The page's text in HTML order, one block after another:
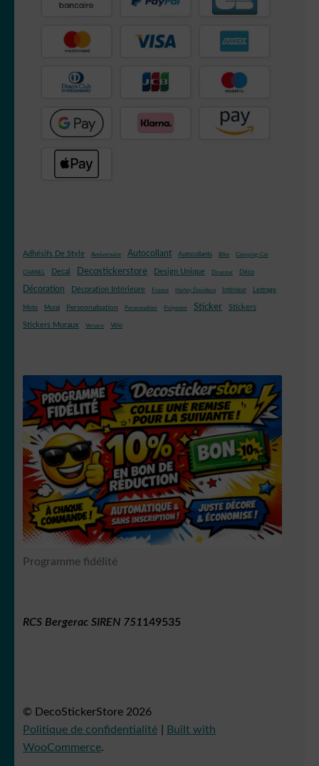
Adhésifs De Style Anniversaire Autocollant Autocollants Bike Camping-Car
CHANEL Decal Decostickerstore Design Unique Douceur Déco
Décoration Décoration Intérieure France Harley Davidson Intérieur Lettrage
Moto Mural Personnalisation Personnaliser Polyester Sticker Stickers
Stickers Muraux Versace Vélo
Programme fidélité
RCS Bergerac SIREN 751149535
© DecoStickerStore 2026
Politique de confidentialité
Built with
WooCommerce.